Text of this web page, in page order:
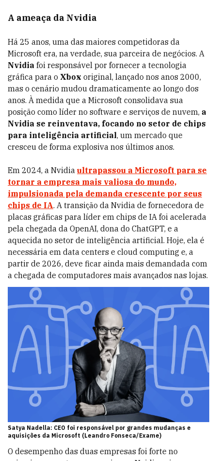
A ameaça da Nvidia
Há 25 anos, uma das maiores competidoras da
Microsoft era, na verdade, sua parceira de negócios. A
Nvidia foi responsável por fornecer a tecnologia
gráfica para o Xbox original, lançado nos anos 2000,
mas o cenário mudou dramaticamente ao longo dos
anos. À medida que a Microsoft consolidava sua
posição como líder no software e serviços de nuvem, a
Nvidia se reinventava, focando no setor de chips
para inteligência artificial, um mercado que
cresceu de forma explosiva nos últimos anos.
Em 2024, a Nvidia ultrapassou a Microsoft para se
tornar a empresa mais valiosa do mundo,
impulsionada pela demanda crescente por seus
chips de IA. A transição da Nvidia de fornecedora de
placas gráficas para líder em chips de IA foi acelerada
pela chegada da OpenAI, dona do ChatGPT, e a
aquecida no setor de inteligência artificial. Hoje, ela é
necessária em data centers e cloud computing e, a
partir de 2026, deve ficar ainda mais demandada com
a chegada de computadores mais avançados nas lojas.
Satya Nadella: CEO foi responsável por grandes mudanças e
aquisições da Microsoft (Leandro Fonseca/Exame)
O desempenho das duas empresas foi forte no